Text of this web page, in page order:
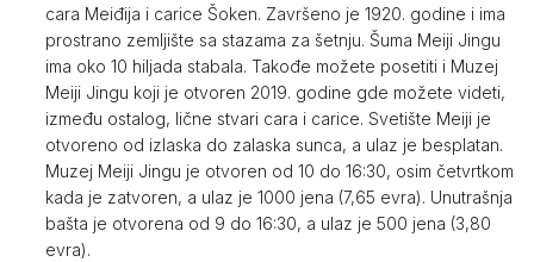
cara Meiđija i carice Šoken. Završeno je 1920. godine i ima
prostrano zemljište sa stazama za šetnju. Šuma Meiji Jingu
ima oko 10 hiljada stabala. Takođe možete posetiti i Muzej
Meiji Jingu koji je otvoren 2019. godine gde možete videti,
između ostalog, lične stvari cara i carice. Svetište Meiji je
otvoreno od izlaska do zalaska sunca, a ulaz je besplatan.
Muzej Meiji Jingu je otvoren od 10 do 16:30, osim četvrtkom
kada je zatvoren, a ulaz je 1000 jena (7,65 evra). Unutrašnja
bašta je otvorena od 9 do 16:30, a ulaz je 500 jena (3,80
evra).